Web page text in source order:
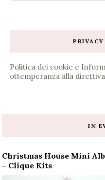
Politica dei cookie e
ottemperanza alla
IN
Christmas House Mini
– Clique Kits